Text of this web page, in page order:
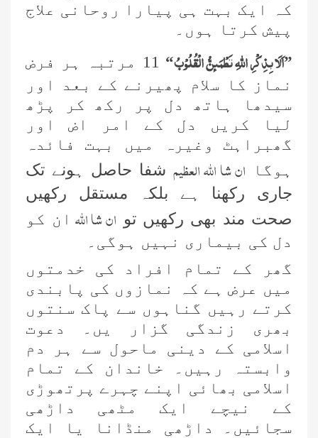
کہ ایک بہت ہی پیارا روحانی علاج
پیش کرتا ہوں۔
”اَلَا بِذِكْرِ اللّٰهِ تَطْمَىٕنُّ الْقُلُوْبُ“
11 مرتبہ ہر فرض
نماز کا سلام پھیرنے کے بعد اور
سیدھا ہاتھ دل پر رکھ کر پڑھ
لیا کریں دل کے امر اض اور
گھبراہٹ وغیرہ میں بہت فائدہ
ہوگا ان شا اللہ العظیم شفا حاصل ہونے تک
جاری رکھنا ہے بلکہ مستقل رکھیں
صحت مند بھی رکھیں تو ان شا اللہ ان کو
دل کی بیماری نہیں ہوگی۔
گھر کے تمام افراد کی خدمتوں
میں عرض ہے کہ نمازوں کی پابندی
کرتے رہیں گناہوں سے پاک سنتوں
بھری زندگی گزار یں۔ دعوت
اسلامی کے دینی ماحول سے ہر دم
وابستہ رہیں۔ خاندان کے تمام
اسلامی بھائی اپنے چہرے پرتھوڑی
کے نیچے ایک مٹھی داڑھی
سجائیں۔ داڑھی منڈانا یا ایک